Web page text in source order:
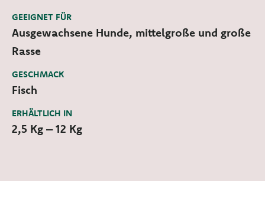
GEEIGNET FÜR
Ausgewachsene Hunde, mittelgroße und große
Rasse
GESCHMACK
Fisch
ERHÄLTLICH IN
2,5 Kg – 12 Kg